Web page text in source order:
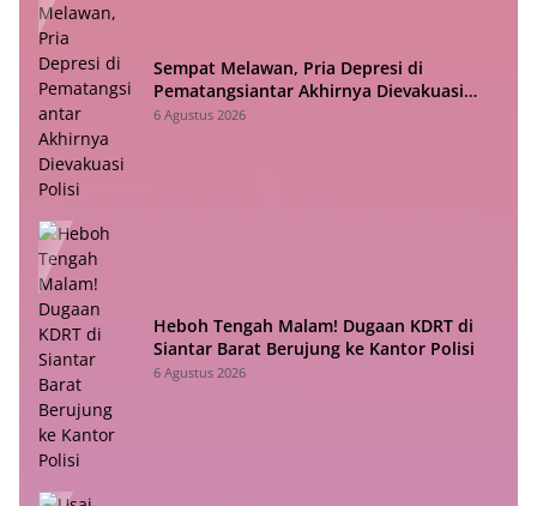
Sempat Melawan, Pria Depresi di
Pematangsiantar Akhirnya Dievakuasi
Polisi
6 Agustus 2026
Heboh Tengah Malam! Dugaan KDRT di
Siantar Barat Berujung ke Kantor Polisi
6 Agustus 2026